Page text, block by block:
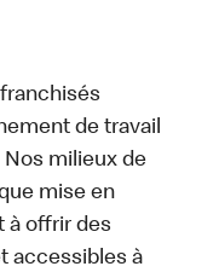
de travail
milieux de
mise en
à offrir des
accessibles à